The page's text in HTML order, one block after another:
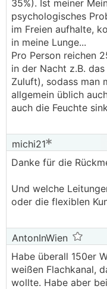
35%). Ist meiner
psychologisches
im Freien aufhalte,
in meine Lunge...
Pro Person reichen
in der Nacht z.B.
Zuluft), sodass man
allgemein üblich
auch die Feuchte
michi21
Danke für die
Und welche
oder die flexiblen
AntonInWien
Habe überall 150er
weißen Flachkanal,
wollte. Habe aber